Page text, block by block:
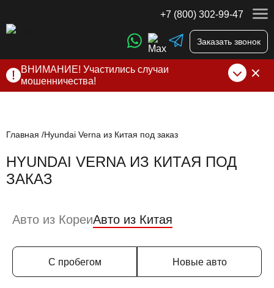
+7 (800) 302-99-47
Заказать звонок
ВНИМАНИЕ! Участились случаи
мошенничества!
нами по официальным контактам, указанным в соц сетях
Главная Hyundai Verna из Китая под заказ
HYUNDAI VERNA ИЗ КИТАЯ ПОД
ЗАКАЗ
Авто из КореиАвто из Китая
С пробегом Новые авто